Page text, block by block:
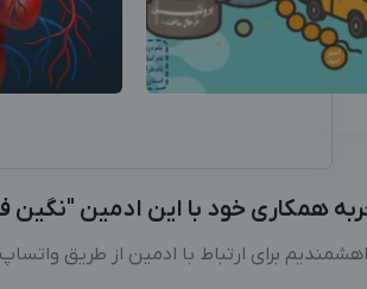
همکاری خود با این ادمین "نگین
برای ارتباط با ادمین از طریق